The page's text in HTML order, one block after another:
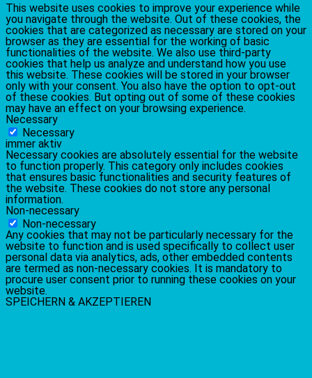
This website uses cookies to improve your experience while
you navigate through the website. Out of these cookies, the
cookies that are categorized as necessary are stored on your
browser as they are essential for the working of basic
functionalities of the website. We also use third-party
cookies that help us analyze and understand how you use
this website. These cookies will be stored in your browser
only with your consent. You also have the option to opt-out
of these cookies. But opting out of some of these cookies
may have an effect on your browsing experience.
Necessary
Necessary
immer aktiv
Necessary cookies are absolutely essential for the website
to function properly. This category only includes cookies
that ensures basic functionalities and security features of
the website. These cookies do not store any personal
information.
Non-necessary
Non-necessary
Any cookies that may not be particularly necessary for the
website to function and is used specifically to collect user
personal data via analytics, ads, other embedded contents
are termed as non-necessary cookies. It is mandatory to
procure user consent prior to running these cookies on your
website.
SPEICHERN & AKZEPTIEREN